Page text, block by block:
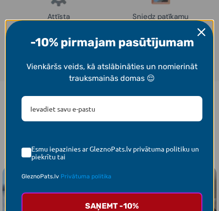
Attīsta
spējas
Sniedz patīkamu
dekoru
Iedvesmai
-10% pirmajam pasūtījumam
Vienkāršs veids, kā atslābināties un nomierināt
trauksmainās domas 😌
Esmu iepazinies ar GleznoPats.lv privātuma politiku un
piekrītu tai
GleznoPats.lv Privātuma politika
SAŅEMT -10%